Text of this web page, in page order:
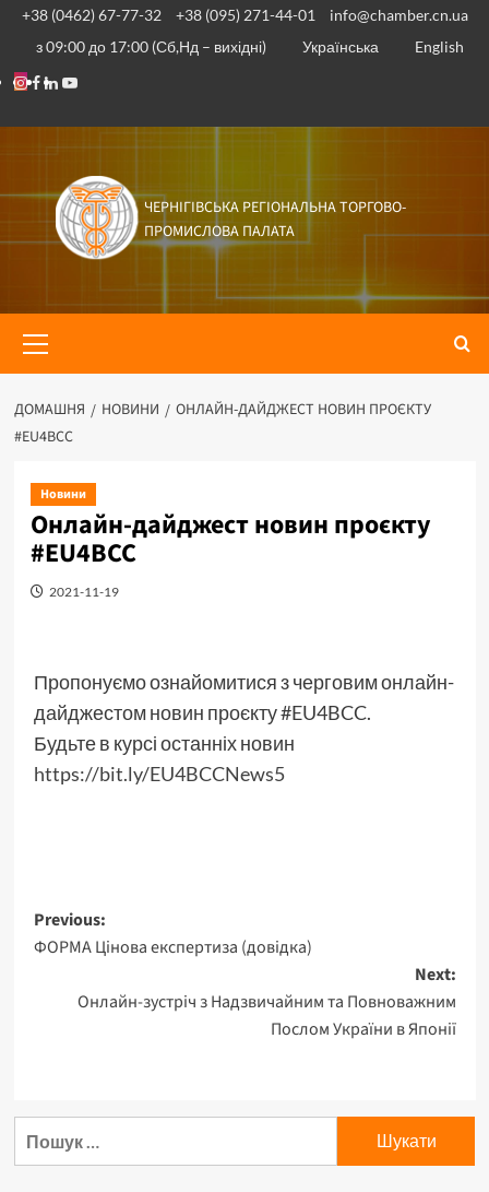
Перейти
вмісту
+38 (0462) 67-77-32 +38 (095) 271-44-01
info@chamber.cn.ua
з 09:00 до 17:00 (Сб,Нд – вихідні)
Українська
English
Instagram
Facebook
Linkedin
Youtube
ЧЕРНІГІВСЬКА РЕГІОНАЛЬНА ТОРГОВО-
ПРОМИСЛОВА ПАЛАТА
меню
ДОМАШНЯ НОВИНИ
ОНЛАЙН-ДАЙДЖЕСТ НОВИН ПРОЄКТУ
#EU4BCC
Новини
Онлайн-дайджест новин проєкту
#EU4BCC
2021-11-19
Пропонуємо ознайомитися з черговим онлайн-
дайджестом новин проєкту #EU4BCC.
Будьте в курсі останніх новин
https://bit.ly/EU4BCCNews5
Post
navigation
Previous:
ФОРМА Цінова експертиза (довідка)
Next:
Онлайн-зустріч з Надзвичайним та Повноважним
Послом України в Японії